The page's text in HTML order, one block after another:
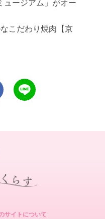
ュージアム」がオー
こだわり焼肉【京
サイトについて